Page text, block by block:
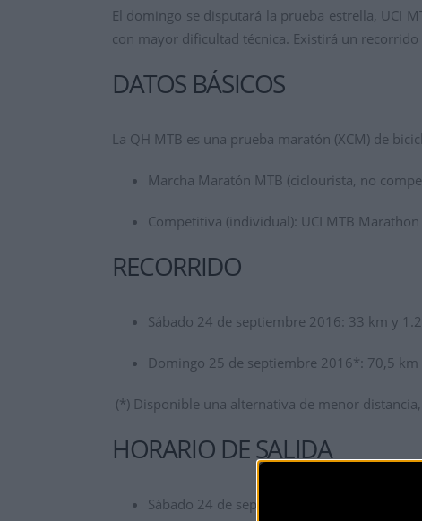
El domingo se disputará la prueba estrella, UCI
con mayor dificultad técnica. Existirá un
DATOS BÁSICOS
La QH MTB es una prueba maratón (XCM) de
Marcha Maratón MTB (ciclourista, no
Competitiva (individual): UCI MTB
RECORRIDO
Sábado 24 de septiembre 2016: 33 km y
Domingo 25 de septiembre 2016*: 70,5
(*) Disponible una alternativa de menor
HORARIO DE SALIDA
Sábado 24 de septiembre 2016: 15:00.